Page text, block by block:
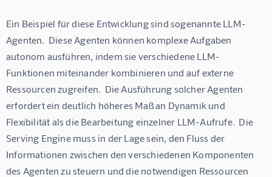
Ein Beispiel für diese Entwicklung sind sogenannte LLM-
Agenten.  Diese Agenten können komplexe Aufgaben
autonom ausführen, indem sie verschiedene LLM-
Funktionen miteinander kombinieren und auf externe
Ressourcen zugreifen.  Die Ausführung solcher Agenten
erfordert ein deutlich höheres Maß an Dynamik und
Flexibilität als die Bearbeitung einzelner LLM-Aufrufe.  Die
Serving Engine muss in der Lage sein, den Fluss der
Informationen zwischen den verschiedenen Komponenten
des Agenten zu steuern und die notwendigen Ressourcen